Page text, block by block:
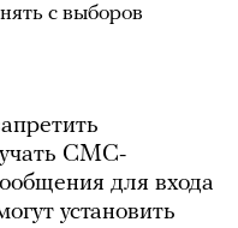
с выборов
СМС-
для входа
установить